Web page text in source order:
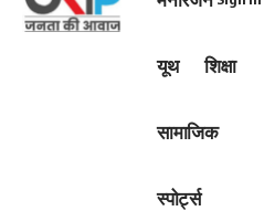
यूथ शिक्षा
सामाजिक
स्पोर्ट्स